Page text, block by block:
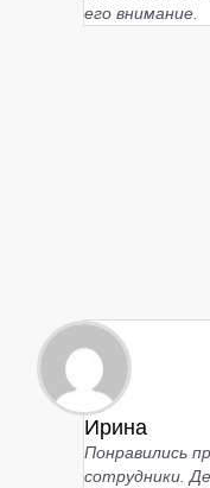
его внимание.
Ирина
Понравились
сотрудники.